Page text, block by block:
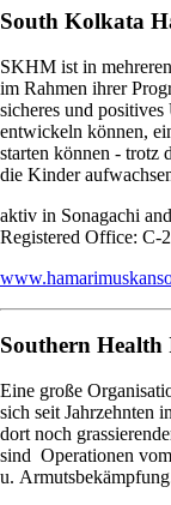
South Kolkata
SKHM ist in
im Rahmen ihrer
sicheres und
entwickeln können,
starten können - trotz
die Kinder
aktiv in Sonagachi
Registered Office: C-
Southern
Eine große
sich seit Jahrzehnten
dort noch
sind Operationen
u.